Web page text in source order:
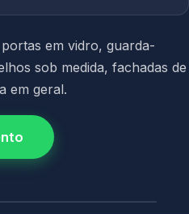
portas em vidro, guarda-
sob medida, fachadas de
em geral.